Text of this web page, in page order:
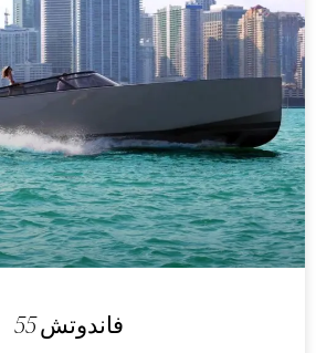
فاندوتش 55